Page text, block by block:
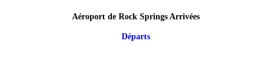
Aéroport de Rock Springs Arrivées
Départs